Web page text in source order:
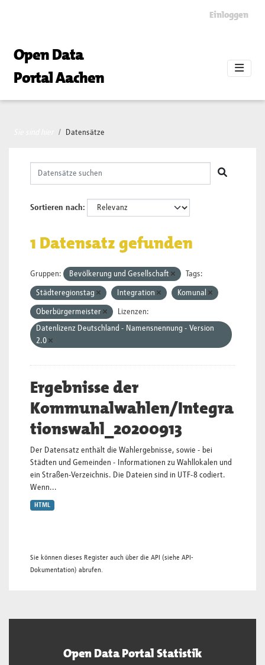
Einloggen
Open Data
Portal Aachen
Datensätze
Sortieren nach
1 Datensatz gefunden
Gruppen: Bevölkerung und Gesellschaft Tags:
Städteregionstag Integration Komunal
Oberbürgermeister
Lizenzen:
Datenlizenz Deutschland - Namensnennung - Version
2.0
Ergebnisse der
Kommunalwahlen/Integra
tionswahl_20200913
Der Datensatz enthält die Wahlergebnisse, sowie - bei
Städten und Gemeinden - Informationen zu Wahllokalen und
ein Straßen-Verzeichnis. Die Dateien sind in UTF-8 codiert.
Wenn...
HTML
Sie können dieses Register auch über die API (siehe API-
Dokumentation) abrufen.
Open Data Portal Statistik